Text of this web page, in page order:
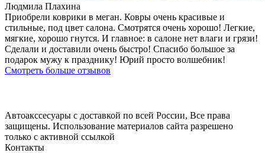
Людмила Плахина
Приобрели коврики в меган. Ковры очень красивые и
стильные, под цвет салона. Смотрятся очень хорошо! Легкие,
мягкие, хорошо гнутся. И главное: в салоне нет влаги и грязи!
Сделали и доставили очень быстро! Спасибо большое за
подарок мужу к празднику! Юрий просто волшебник!
Смотреть больше отзывов
Автоакссесуары с доставкой по всей России, Все права
защищены. Использование материалов сайта разрешено
только с активной ссылкой
Контакты